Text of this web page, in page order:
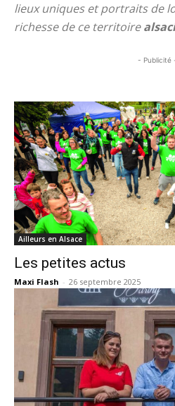
lieux uniques et portraits de
richesse de ce territoire
- Publicité
Ailleurs en Alsace
Les petites actus
Maxi Flash - 26 septembre 2025